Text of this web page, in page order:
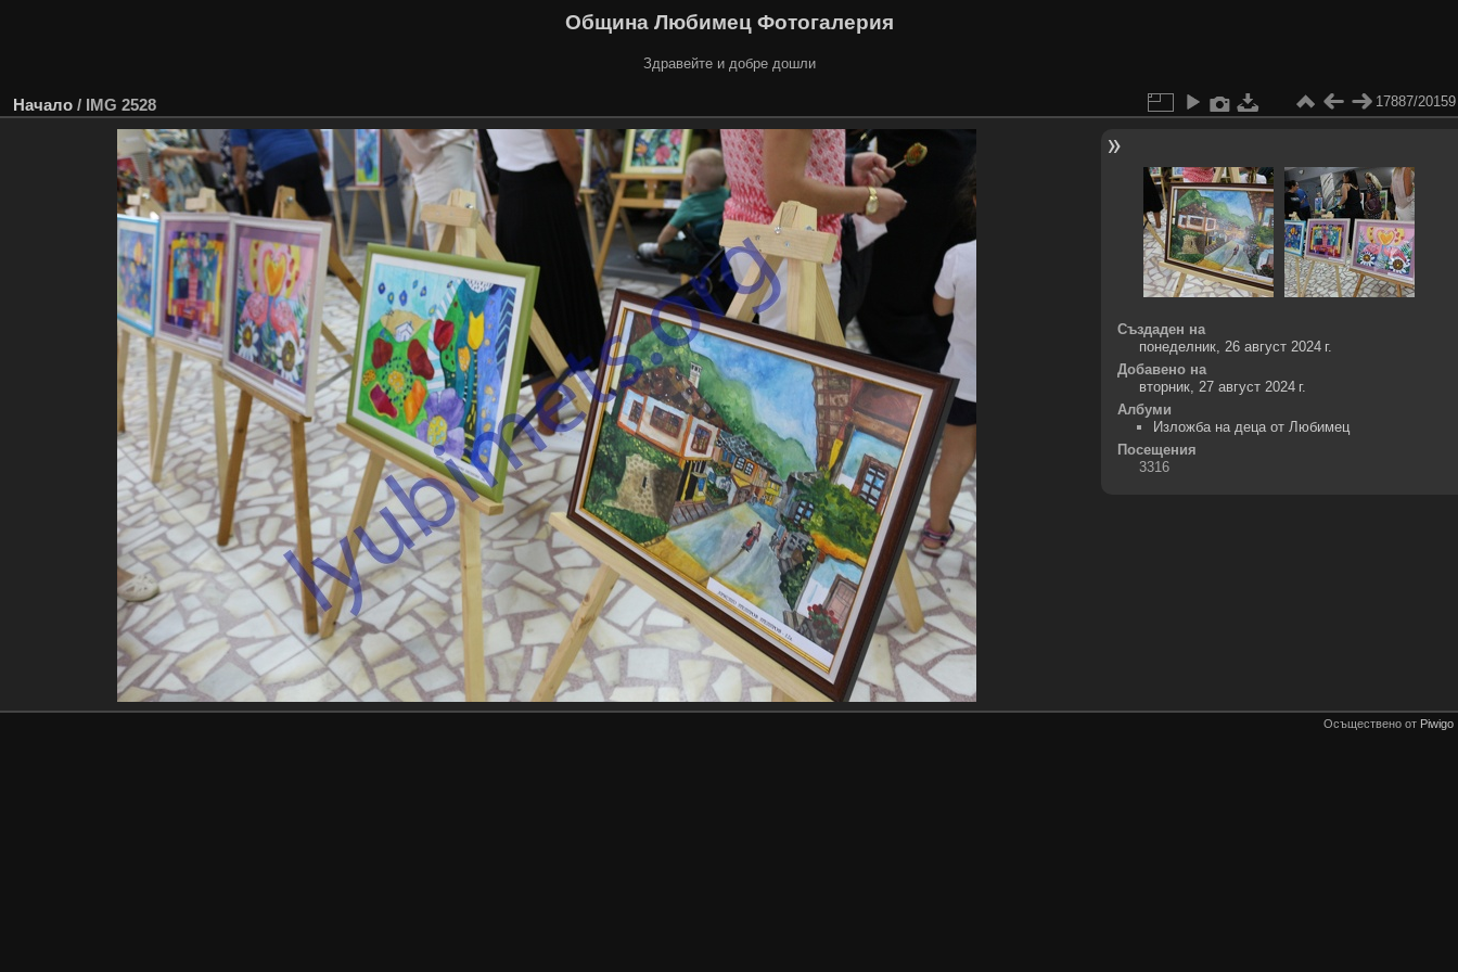
Община Любимец Фотогалерия
Здравейте и добре дошли
Начало / IMG 2528 17887/20159
Създаден на
понеделник, 26 август 2024 г.
Добавено на
вторник, 27 август 2024 г.
Албуми
Изложба на деца от Любимец
Посещения
3316
Осъществено от Piwigo